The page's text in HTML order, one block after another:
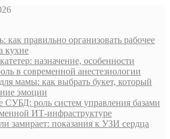
как правильно организовать рабочее
кухне
назначение, особенности
в современной анестезиологии
мамы: как выбрать букет, который
эмоции
роль систем управления базами
ИТ-инфраструктуре
замирает: показания к УЗИ сердца